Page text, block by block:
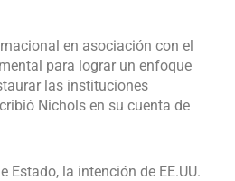
en asociación con el
para lograr un enfoque
las instituciones
Nichols en su cuenta de
Estado, la intención de EE.UU.